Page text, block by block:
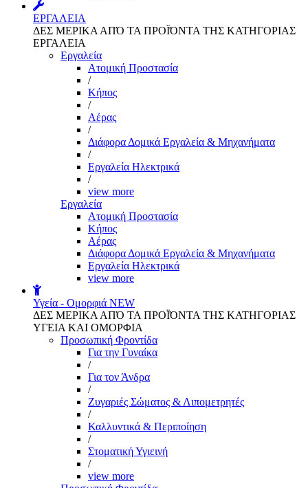
ΕΡΓΑΛΕΙΑ
ΔΕΣ ΜΕΡΙΚΑ ΑΠΌ ΤΑ ΠΡΟΪΌΝΤΑ ΤΗΣ ΚΑΤΗΓΟΡΙΑΣ
ΕΡΓΑΛΕΙΑ
Εργαλεία
Aτομική Προστασία
/
Kήπος
/
Αέρας
/
Διάφορα Δομικά Εργαλεία & Μηχανήματα
/
Εργαλεία Ηλεκτρικά
/
view more
Εργαλεία
Aτομική Προστασία
Kήπος
Αέρας
Διάφορα Δομικά Εργαλεία & Μηχανήματα
Εργαλεία Ηλεκτρικά
view more
Υγεία - Ομορφιά NEW
ΔΕΣ ΜΕΡΙΚΑ ΑΠΌ ΤΑ ΠΡΟΪΌΝΤΑ ΤΗΣ ΚΑΤΗΓΟΡΙΑΣ
ΥΓΕΙΑ ΚΑΙ ΟΜΟΡΦΙΑ
Προσωπική Φροντίδα
Για την Γυναίκα
/
Για τον Άνδρα
/
Ζυγαριές Σώματος & Λιπομετρητές
/
Καλλυντικά & Περιποίηση
/
Στοματική Υγιεινή
/
view more